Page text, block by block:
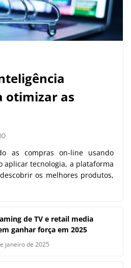
otimizar as
as compras on-line usando
aplicar tecnologia, a plataforma
os melhores produtos,
de TV e retail media
ganhar força em 2025
janeiro de 2025